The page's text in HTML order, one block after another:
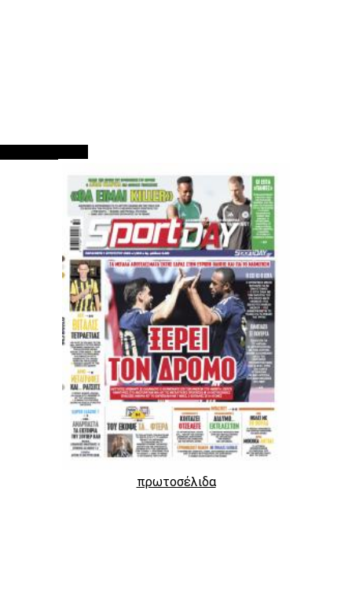
πρωτοσέλιδα